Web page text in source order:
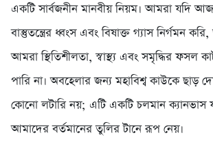
একটি সার্বজনীন মানবীয় নিয়ম। আমরা যদি
বাস্তুতন্ত্রের ধ্বংস এবং বিষাক্ত গ্যাস নির্গমন
আমরা স্থিতিশীলতা, স্বাস্থ্য এবং সমৃদ্ধির ফসল
পারি না। অবহেলার জন্য মহাবিশ্ব কাউকে ছাড়
কোনো লটারি নয়; এটি একটি চলমান ক্যানভাস
আমাদের বর্তমানের তুলির টানে রূপ নেয়।